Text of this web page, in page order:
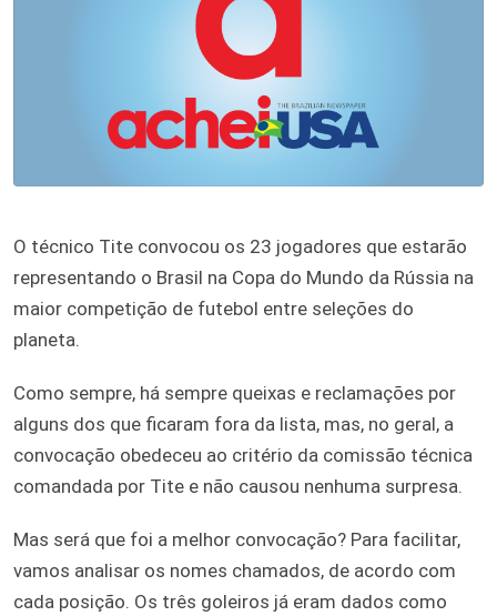
O técnico Tite convocou os 23 jogadores que estarão
representando o Brasil na Copa do Mundo da Rússia na
maior competição de futebol entre seleções do
planeta.
Como sempre, há sempre queixas e reclamações por
alguns dos que ficaram fora da lista, mas, no geral, a
convocação obedeceu ao critério da comissão técnica
comandada por Tite e não causou nenhuma surpresa.
Mas será que foi a melhor convocação? Para facilitar,
vamos analisar os nomes chamados, de acordo com
cada posição. Os três goleiros já eram dados como